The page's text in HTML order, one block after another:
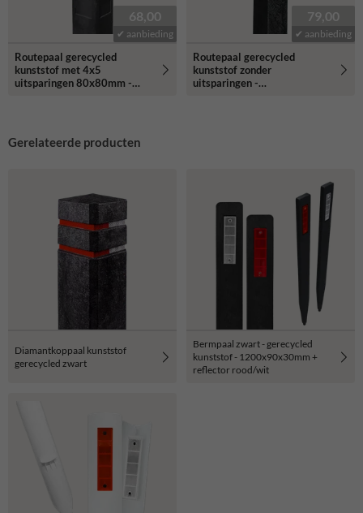
68,00
✔ aanbieding
Routepaal gerecycled
kunststof met 4x5
uitsparingen 80x80mm -
79,00
✔ aanbieding
Routepaal gerecycled
kunststof zonder
uitsparingen -
Gerelateerde producten
Diamantkoppaal kunststof
gerecycled zwart
Bermpaal zwart - gerecycled
kunststof - 1200x90x30mm +
reflector rood/wit